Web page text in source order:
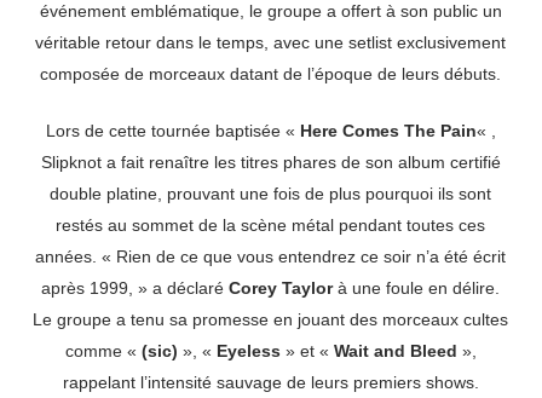
événement emblématique, le groupe a offert à son public un
véritable retour dans le temps, avec une setlist exclusivement
composée de morceaux datant de l’époque de leurs débuts.
Lors de cette tournée baptisée « Here Comes The Pain« ,
Slipknot a fait renaître les titres phares de son album certifié
double platine, prouvant une fois de plus pourquoi ils sont
restés au sommet de la scène métal pendant toutes ces
années. « Rien de ce que vous entendrez ce soir n’a été écrit
après 1999, » a déclaréCorey Taylorà une foule en délire.
Le groupe a tenu sa promesse en jouant des morceaux cultes
comme « (sic) », « Eyeless » et « Wait and Bleed »,
rappelant l’intensité sauvage de leurs premiers shows.